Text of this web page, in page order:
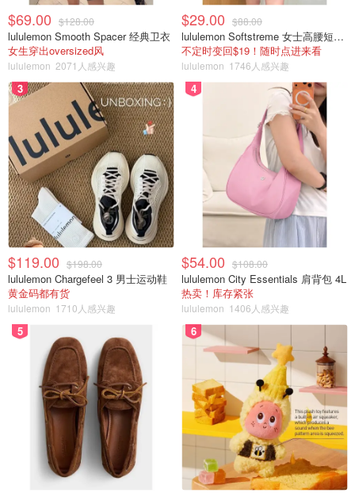
为华裔和北美华人的文化背景。”
2023 年，加拿大从联邦雇员政府发放的移动设备中删除了
TikTok。同年，UBC 也出于隐私和安全方面的考虑鼓励学
生卸载 TikTok 。
你是否担心加拿大可能会禁止使用 TikTok？你尝试过使用
小红书了吗？请在评论中告诉我们。
来源：
dailyhive封面：dailyhive
笑死！马斯克妈妈的小某书留言区沦
陷，逃难的美国人正忙着互相掐架
是不是有鸡腿吃 1605
小红书2天新增超70万用户，首页全是
英文！中国网友被迫过上了“早C晚A”
的日子！
是momo酱 1869
$69.00 $128.00
lululemon Smooth Spacer 经典卫衣
女生穿出oversized风
lululemon 2071人感兴趣
$29.00 $88.00
lululemon Softstreme 女士高腰短裤 10cm
不定时变回$19！随时点进来看
lululemon 1746人感兴趣
3
$119.00 $198.00
lululemon Chargefeel 3 男士运动鞋
黄金码都有货
lululemon 1710人感兴趣
4
$54.00 $108.00
lululemon City Essentials 肩背包 4L
热卖！库存紧张
lululemon 1406人感兴趣
5 6